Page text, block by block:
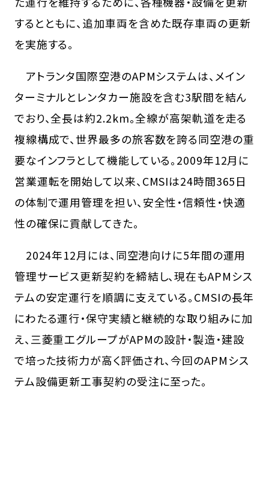
するとともに、追加車両を含めた既存車両の更新
を実施する。
アトランタ国際空港のAPMシステムは、メイン
ターミナルとレンタカー施設を含む3駅間を結ん
でおり、全長は約2.2km。全線が高架軌道を走る
複線構成で、世界最多の旅客数を誇る同空港の重
要なインフラとして機能している。2009年12月に
営業運転を開始して以来、CMSIは24時間365日
の体制で運用管理を担い、安全性・信頼性・快適
性の確保に貢献してきた。
2024年12月には、同空港向けに5年間の運用
管理サービス更新契約を締結し、現在もAPMシス
テムの安定運行を順調に支えている。CMSIの長年
にわたる運行・保守実績と継続的な取り組みに加
え、三菱重工グループがAPMの設計・製造・建設
で培った技術力が高く評価され、今回のAPMシス
テム設備更新工事契約の受注に至った。